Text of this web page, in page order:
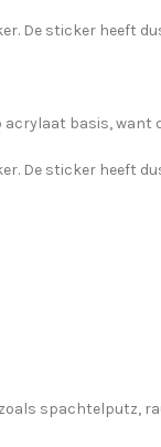
De sticker heeft
acrylaat basis,
De sticker heeft
spachtelputz,